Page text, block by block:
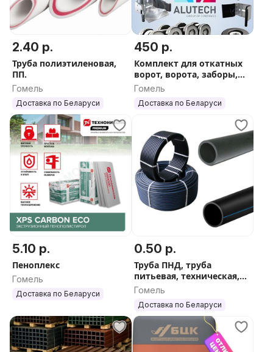
2.40 р.
Труба полиэтиленовая,
ПП.
Гомель
Доставка по Беларуси
450 р.
Комплект для откатных
ворот, ворота, заборы,
откатные ворота.
Гомель
Доставка по Беларуси
5.10 р.
Пеноплекс
Гомель
Доставка по Беларуси
0.50 р.
Труба ПНД, труба
питьевая, техническая,
труба для полива.
Гомель
Доставка по Беларуси